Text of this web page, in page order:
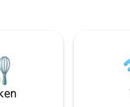
en de mogelijkheid
met gratis E-